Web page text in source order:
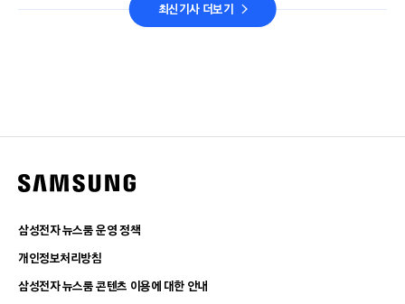
최신기사 더보기
삼성전자 뉴스룸 운영 정책
개인정보처리방침
삼성전자 뉴스룸 콘텐츠 이용에 대한 안내